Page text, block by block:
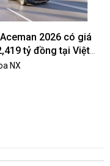
2026 có giá
tỷ đồng tại Việt
NX